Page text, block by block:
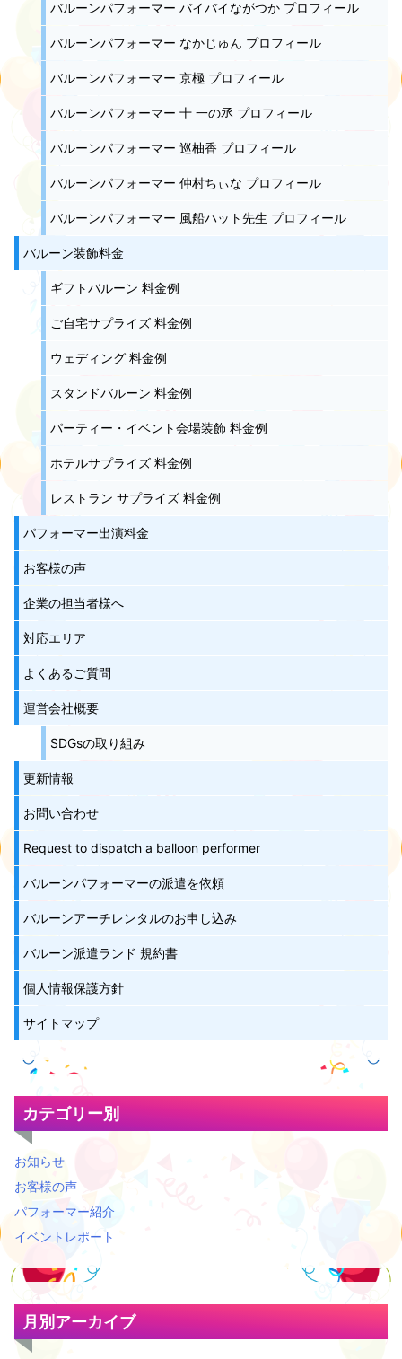
バルーンパフォーマー バイバイながつか プロフィール
バルーンパフォーマー なかじゅん プロフィール
バルーンパフォーマー 京極 プロフィール
バルーンパフォーマー 十 一の丞 プロフィール
バルーンパフォーマー 巡柚香 プロフィール
バルーンパフォーマー 仲村ちぃな プロフィール
バルーンパフォーマー 風船ハット先生 プロフィール
バルーン装飾料金
ギフトバルーン 料金例
ご自宅サプライズ 料金例
ウェディング 料金例
スタンドバルーン 料金例
パーティー・イベント会場装飾 料金例
ホテルサプライズ 料金例
レストラン サプライズ 料金例
パフォーマー出演料金
お客様の声
企業の担当者様へ
対応エリア
よくあるご質問
運営会社概要
SDGsの取り組み
更新情報
お問い合わせ
Request to dispatch a balloon performer
バルーンパフォーマーの派遣を依頼
バルーンアーチレンタルのお申し込み
バルーン派遣ランド 規約書
個人情報保護方針
サイトマップ
カテゴリー別
お知らせ
お客様の声
パフォーマー紹介
イベントレポート
月別アーカイブ